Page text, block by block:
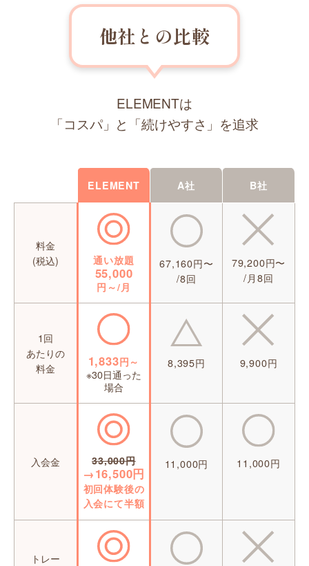
他社との比較
ELEMENTは
「コスパ」と「続けやすさ」を追求
ELEMENT A社 B社
料金
(税込)
通い放題
55,000
円～/月
67,160円〜
/8回
79,200円〜
/月8回
1回
あたりの
料金
1,833円～
※30日通った
場合
8,395円 9,900円
入会金 33,000円
→16,500円
初回体験後の
入会にて半額
11,000円 11,000円
トレー